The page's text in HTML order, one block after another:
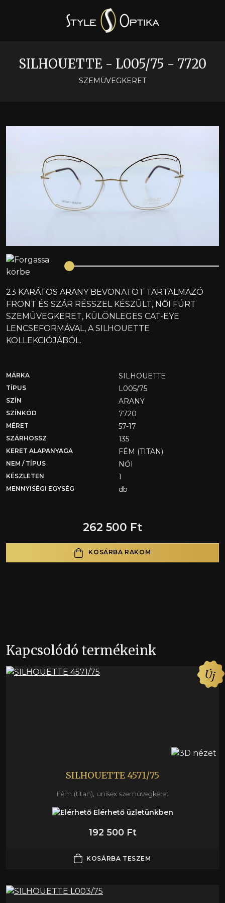
SILHOUETTE - L005/75 - 7720
SZEMÜVEGKERET
23 KARÁTOS ARANY BEVONATOT TARTALMAZÓ
FRONT ÉS SZÁR RÉSSZEL KÉSZÜLT, NŐI FÚRT
SZEMÜVEGKERET, KÜLÖNLEGES CAT-EYE
LENCSEFORMÁVAL, A SILHOUETTE
KOLLEKCIÓJÁBÓL.
MÁRKA SILHOUETTE
TÍPUS L005/75
SZÍN ARANY
SZÍNKÓD 7720
MÉRET 57-17
SZÁRHOSSZ 135
KERET ALAPANYAGA FÉM (TITAN)
NEM / TÍPUS NŐI
KÉSZLETEN 1
MENNYISÉGI EGYSÉG db
262 500 Ft
KOSÁRBA RAKOM
Kapcsolódó termékeink
SILHOUETTE 4571/75
Fém (titan), unisex szemüvegkeret
Elérhető üzletünkben
192 500 Ft
KOSÁRBA TESZEM